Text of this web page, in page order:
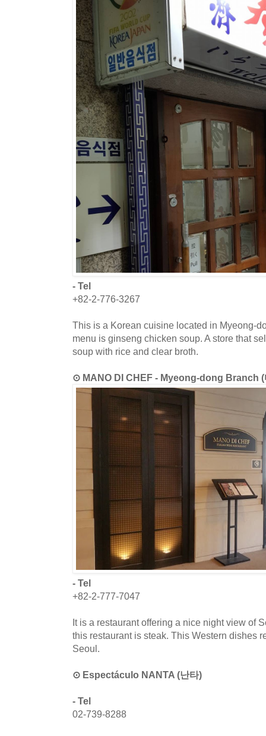
- Tel
+82-2-776-3267
This is a Korean cuisine located in Myeong-
menu is ginseng chicken soup. A store that
soup with rice and clear broth.
⊙ MANO DI CHEF - Myeong-dong Branch (
- Tel
+82-2-777-7047
It is a restaurant offering a nice night view of
this restaurant is steak. This Western dishes
Seoul.
⊙ Espectáculo NANTA (난타)
- Tel
02-739-8288